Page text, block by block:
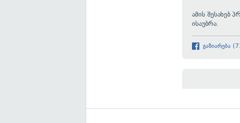
ამის შესახებ
ისაუბრა.
გაზიარება (